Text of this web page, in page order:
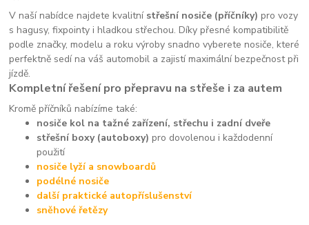
V naší nabídce najdete kvalitní střešní nosiče (příčníky) pro vozy
s hagusy, fixpointy i hladkou střechou. Díky přesné kompatibilitě
podle značky, modelu a roku výroby snadno vyberete nosiče, které
perfektně sedí na váš automobil a zajistí maximální bezpečnost při
jízdě.
Kompletní řešení pro přepravu na střeše i za autem
Kromě příčníků nabízíme také:
nosiče kol na tažné zařízení, střechu i zadní dveře
střešní boxy (autoboxy) pro dovolenou i každodenní
použití
nosiče lyží a snowboardů
podélné nosiče
další praktické autopříslušenství
sněhové řetězy